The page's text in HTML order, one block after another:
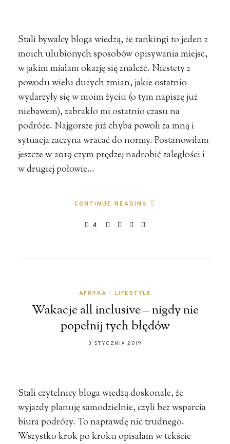
Stali bywalcy bloga wiedzą, że rankingi to jeden z
moich ulubionych sposobów opisywania miejsc,
w jakim miałam okazję się znaleźć. Niestety z
powodu wielu dużych zmian, jakie ostatnio
wydarzyły się w moim życiu (o tym napiszę już
niebawem), zabrakło mi ostatnio czasu na
podróże. Najgorsze już chyba powoli za mną i
sytuacja zaczyna wracać do normy. Postanowiłam
jeszcze w 2019 czym prędzej nadrobić zaległości i
w drugiej połowie…
CONTINUE READING
4
AFRYKA • LIFESTYLE
Wakacje all inclusive – nigdy nie
popełnij tych błędów
3 STYCZNIA 2019
Stali czytelnicy bloga wiedzą doskonale, że
wyjazdy planuję samodzielnie, czyli bez wsparcia
biura podróży. To naprawdę nic trudnego.
Wszystko krok po kroku opisałam w tekście